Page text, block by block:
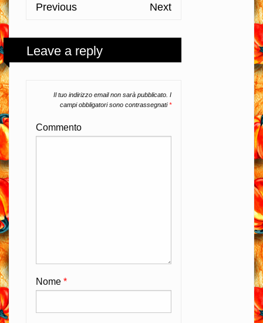
Previous Next
Leave a reply
Il tuo indirizzo email non sarà pubblicato. I
campi obbligatori sono contrassegnati*
Commento
Nome *